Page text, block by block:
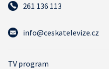
261 136 113
info@ceskatelevize.cz
TV program